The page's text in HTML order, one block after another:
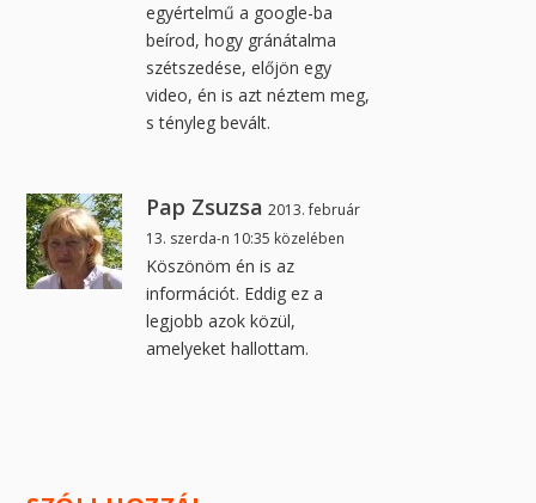
egyértelmű a google-ba
beírod, hogy gránátalma
szétszedése, előjön egy
video, én is azt néztem meg,
s tényleg bevált.
Pap Zsuzsa 2013. február
13. szerda-n 10:35 közelében
Köszönöm én is az
információt. Eddig ez a
legjobb azok közül,
amelyeket hallottam.